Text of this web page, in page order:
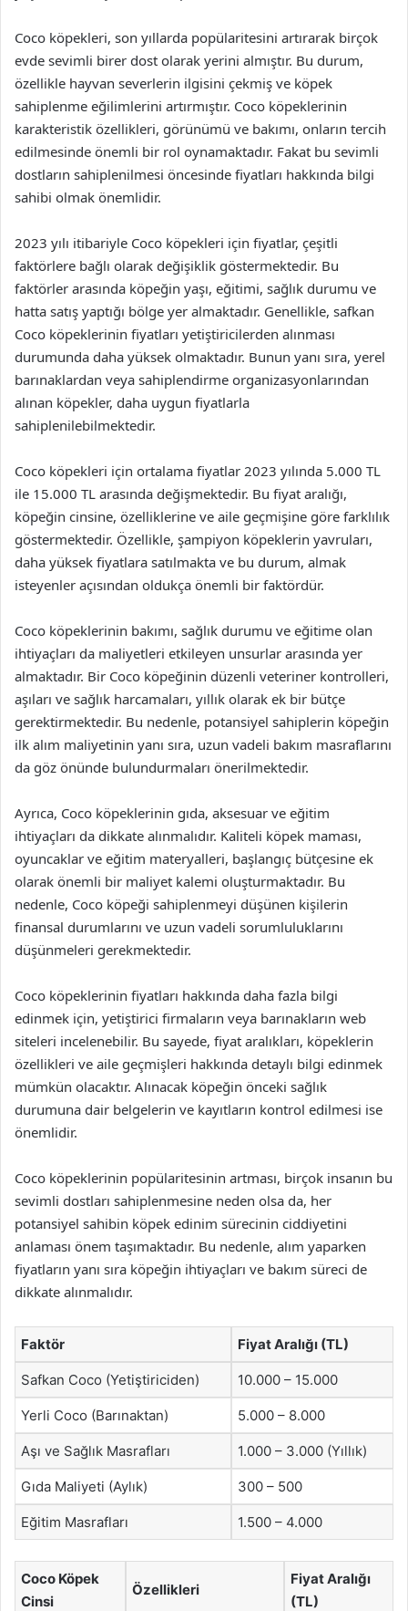
Coco köpekleri, son yıllarda popülaritesini artırarak birçok
evde sevimli birer dost olarak yerini almıştır. Bu durum,
özellikle hayvan severlerin ilgisini çekmiş ve köpek
sahiplenme eğilimlerini artırmıştır. Coco köpeklerinin
karakteristik özellikleri, görünümü ve bakımı, onların tercih
edilmesinde önemli bir rol oynamaktadır. Fakat bu sevimli
dostların sahiplenilmesi öncesinde fiyatları hakkında bilgi
sahibi olmak önemlidir.
2023 yılı itibariyle Coco köpekleri için fiyatlar, çeşitli
faktörlere bağlı olarak değişiklik göstermektedir. Bu
faktörler arasında köpeğin yaşı, eğitimi, sağlık durumu ve
hatta satış yaptığı bölge yer almaktadır. Genellikle, safkan
Coco köpeklerinin fiyatları yetiştiricilerden alınması
durumunda daha yüksek olmaktadır. Bunun yanı sıra, yerel
barınaklardan veya sahiplendirme organizasyonlarından
alınan köpekler, daha uygun fiyatlarla
sahiplenilebilmektedir.
Coco köpekleri için ortalama fiyatlar 2023 yılında 5.000 TL
ile 15.000 TL arasında değişmektedir. Bu fiyat aralığı,
köpeğin cinsine, özelliklerine ve aile geçmişine göre farklılık
göstermektedir. Özellikle, şampiyon köpeklerin yavruları,
daha yüksek fiyatlara satılmakta ve bu durum, almak
isteyenler açısından oldukça önemli bir faktördür.
Coco köpeklerinin bakımı, sağlık durumu ve eğitime olan
ihtiyaçları da maliyetleri etkileyen unsurlar arasında yer
almaktadır. Bir Coco köpeğinin düzenli veteriner kontrolleri,
aşıları ve sağlık harcamaları, yıllık olarak ek bir bütçe
gerektirmektedir. Bu nedenle, potansiyel sahiplerin köpeğin
ilk alım maliyetinin yanı sıra, uzun vadeli bakım masraflarını
da göz önünde bulundurmaları önerilmektedir.
Ayrıca, Coco köpeklerinin gıda, aksesuar ve eğitim
ihtiyaçları da dikkate alınmalıdır. Kaliteli köpek maması,
oyuncaklar ve eğitim materyalleri, başlangıç bütçesine ek
olarak önemli bir maliyet kalemi oluşturmaktadır. Bu
nedenle, Coco köpeği sahiplenmeyi düşünen kişilerin
finansal durumlarını ve uzun vadeli sorumluluklarını
düşünmeleri gerekmektedir.
Coco köpeklerinin fiyatları hakkında daha fazla bilgi
edinmek için, yetiştirici firmaların veya barınakların web
siteleri incelenebilir. Bu sayede, fiyat aralıkları, köpeklerin
özellikleri ve aile geçmişleri hakkında detaylı bilgi edinmek
mümkün olacaktır. Alınacak köpeğin önceki sağlık
durumuna dair belgelerin ve kayıtların kontrol edilmesi ise
önemlidir.
Coco köpeklerinin popülaritesinin artması, birçok insanın bu
sevimli dostları sahiplenmesine neden olsa da, her
potansiyel sahibin köpek edinim sürecinin ciddiyetini
anlaması önem taşımaktadır. Bu nedenle, alım yaparken
fiyatların yanı sıra köpeğin ihtiyaçları ve bakım süreci de
dikkate alınmalıdır.
Faktör Fiyat Aralığı (TL)
Safkan Coco (Yetiştiriciden) 10.000 – 15.000
Yerli Coco (Barınaktan) 5.000 – 8.000
Aşı ve Sağlık Masrafları 1.000 – 3.000 (Yıllık)
Gıda Maliyeti (Aylık) 300 – 500
Eğitim Masrafları 1.500 – 4.000
Coco Köpek
Cinsi
Özellikleri
Fiyat Aralığı
(TL)